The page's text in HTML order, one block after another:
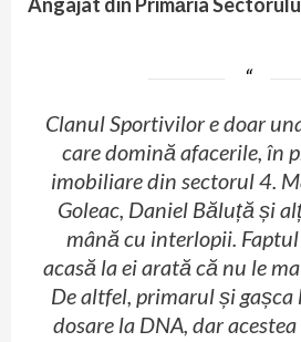
Clanul Sportivilor e doar
care domină afacerile, în
imobiliare din sectorul 4.
Goleac, Daniel Băluță și
mână cu interlopii.
acasă la ei arată că nu le
De altfel, primarul și
dosare la DNA, dar